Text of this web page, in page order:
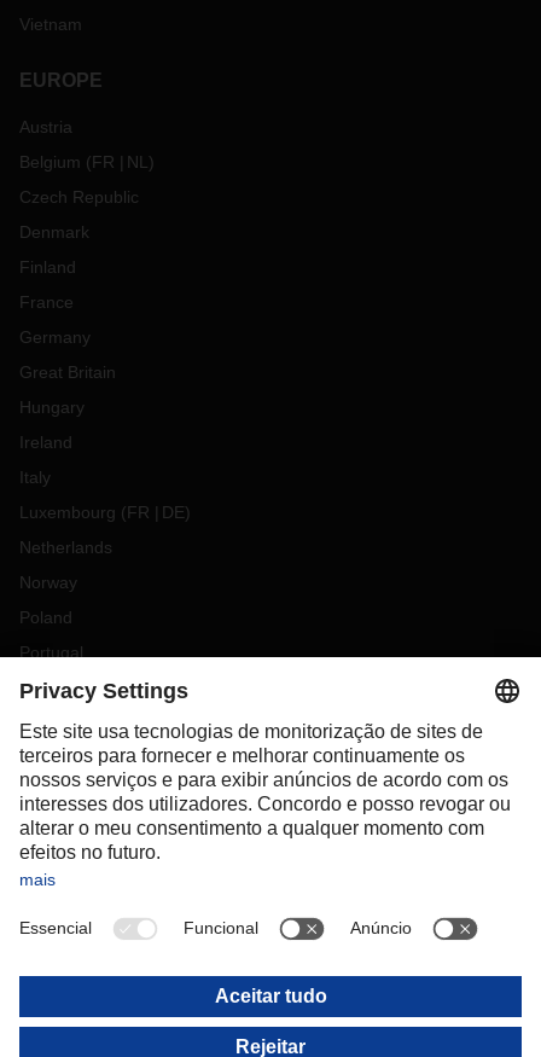
Vietnam
EUROPE
Austria
Belgium (FR NL )
Czech Republic
Denmark
Finland
France
Germany
Great Britain
Hungary
Ireland
Italy
Luxembourg (FR DE)
Netherlands
Norway
Poland
Portugal
Romania
Slovakia
Spain
Sweden
Switzerland(DE FR)
Turkey
OCEANIA